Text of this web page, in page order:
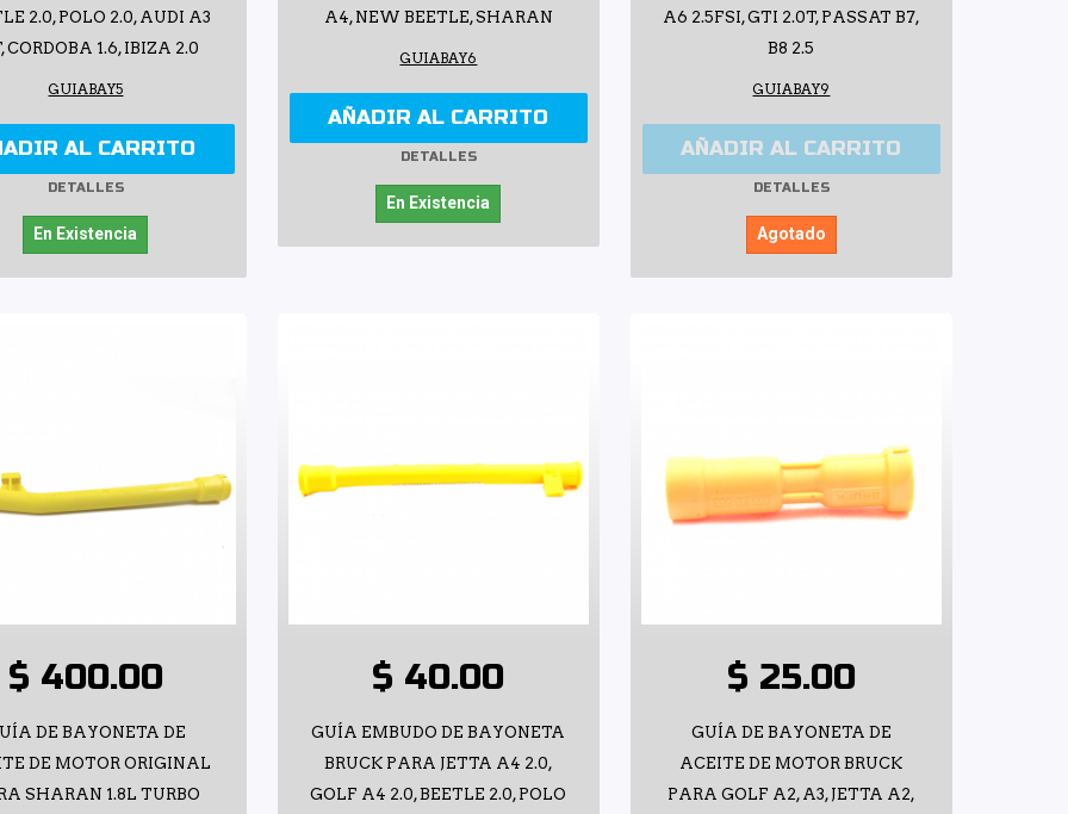
2.0, POLO 2.0, AUDI A3
CORDOBA 1.6, IBIZA 2.0
GUIABAY5
AL CARRITO
DETALLES
En Existencia
A4, NEW BEETLE, SHARAN
GUIABAY6
AÑADIR AL CARRITO
DETALLES
En Existencia
A6 2.5FSI, GTI 2.0T, PASSAT B7,
B8 2.5
GUIABAY9
AÑADIR AL CARRITO
DETALLES
Agotado
$ 400.00
DE BAYONETA DE
DE MOTOR ORIGINAL
SHARAN 1.8L TURBO
$ 40.00
GUÍA EMBUDO DE BAYONETA
BRUCK PARA JETTA A4 2.0,
GOLF A4 2.0, BEETLE 2.0, POLO
$ 25.00
GUÍA DE BAYONETA DE
ACEITE DE MOTOR BRUCK
PARA GOLF A2, A3, JETTA A2,